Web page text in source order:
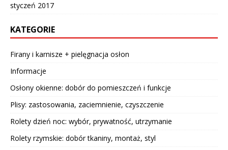
styczeń 2017
KATEGORIE
Firany i karnisze + pielęgnacja osłon
Informacje
Osłony okienne: dobór do pomieszczeń i funkcje
Plisy: zastosowania, zaciemnienie, czyszczenie
Rolety dzień noc: wybór, prywatność, utrzymanie
Rolety rzymskie: dobór tkaniny, montaż, styl